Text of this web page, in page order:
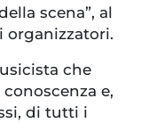
scena”, al
organizzatori.
che
e,
di tutti i